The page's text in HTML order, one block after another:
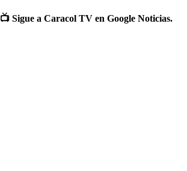
📺 Sigue a Caracol TV en Google Noticias.